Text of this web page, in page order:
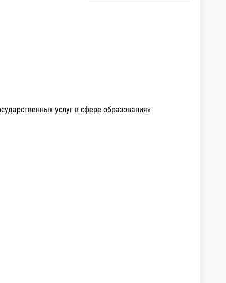
услуг в сфере образования»